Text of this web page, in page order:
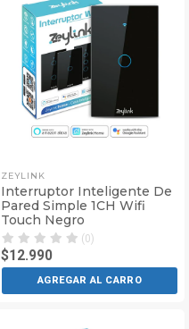
ZEYLINK
Interruptor Inteligente De
Pared Simple 1CH Wifi
Touch Negro
(0)
$12.990
AGREGAR AL CARRO